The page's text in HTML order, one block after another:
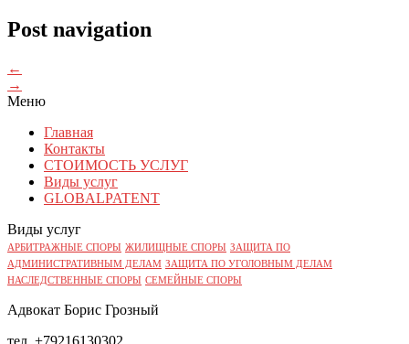
Post navigation
←
→
Меню
Главная
Контакты
СТОИМОСТЬ УСЛУГ
Виды услуг
GLOBALPATENT
Виды услуг
АРБИТРАЖНЫЕ СПОРЫ ЖИЛИЩНЫЕ СПОРЫ ЗАЩИТА ПО
АДМИНИСТРАТИВНЫМ ДЕЛАМ ЗАЩИТА ПО УГОЛОВНЫМ ДЕЛАМ
НАСЛЕДСТВЕННЫЕ СПОРЫ СЕМЕЙНЫЕ СПОРЫ
Адвокат Борис Грозный
тел. +79216130302